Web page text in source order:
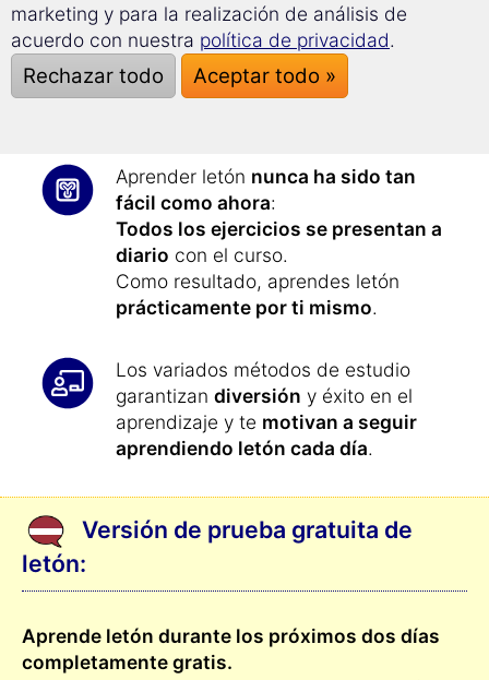
Gracias a latecnología de
Superaprendizajepodrás avanzar
con facilidad un39,0% más rápido
Aprender letón nunca ha sido tan
fácil como ahora:
Todos los ejercicios se presentan a
diario con el curso.
Como resultado, aprendes letón
prácticamente por ti mismo.
Los variados métodos de estudio
garantizan diversión y éxito en el
aprendizaje y te motivan a seguir
aprendiendo letón cada día.
Versión de prueba gratuita de
letón:
Aprende letón durante los próximos dos días
completamente gratis.
marketing y para la realización de análisis de
acuerdo con nuestra política de privacidad.
Rechazar todo Aceptar todo »